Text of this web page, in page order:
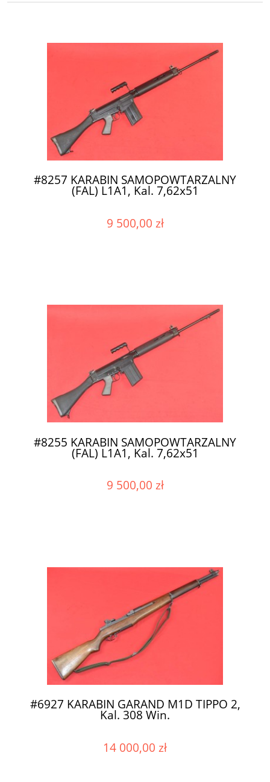
#8257 KARABIN SAMOPOWTARZALNY
(FAL) L1A1, Kal. 7,62x51
9 500,00 zł
#8255 KARABIN SAMOPOWTARZALNY
(FAL) L1A1, Kal. 7,62x51
9 500,00 zł
#6927 KARABIN GARAND M1D TIPPO 2,
Kal. 308 Win.
14 000,00 zł